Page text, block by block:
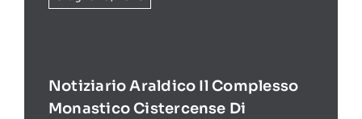
Notiziario Araldico Il Complesso
Monastico Cistercense Di